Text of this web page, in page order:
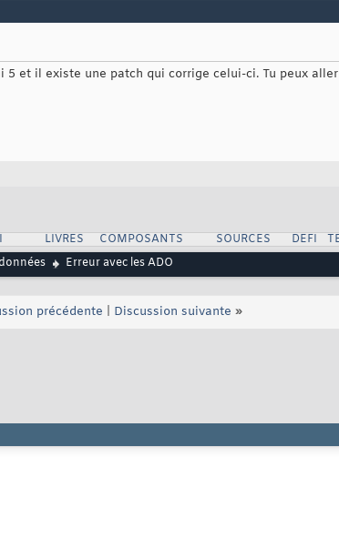
5 et il existe une patch qui corrige celui-ci. Tu peux
LIVRES COMPOSANTS SOURCES DEFI
Erreur avec les ADO
précédente Discussion suivante »